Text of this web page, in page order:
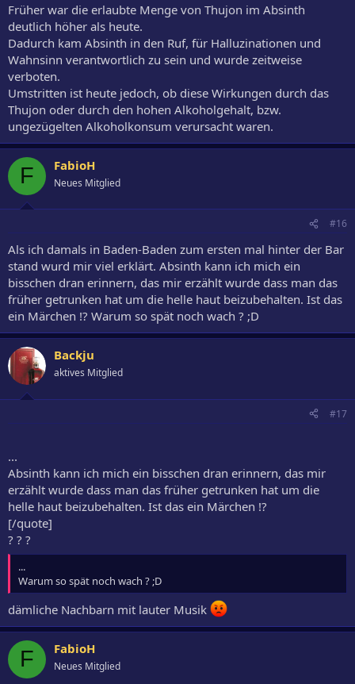
Früher war die erlaubte Menge von Thujon im Absinth
deutlich höher als heute.
Dadurch kam Absinth in den Ruf, für Halluzinationen und
Wahnsinn verantwortlich zu sein und wurde zeitweise
verboten.
Umstritten ist heute jedoch, ob diese Wirkungen durch das
Thujon oder durch den hohen Alkoholgehalt, bzw.
ungezügelten Alkoholkonsum verursacht waren.
F FabioH
Neues Mitglied
#16
Als ich damals in Baden-Baden zum ersten mal hinter der Bar
stand wurd mir viel erklärt. Absinth kann ich mich ein
bisschen dran erinnern, das mir erzählt wurde dass man das
früher getrunken hat um die helle haut beizubehalten. Ist das
ein Märchen !? Warum so spät noch wach ? ;D
Backju
aktives Mitglied
#17
...
Absinth kann ich mich ein bisschen dran erinnern, das mir
erzählt wurde dass man das früher getrunken hat um die
helle haut beizubehalten. Ist das ein Märchen !?
[/quote]
? ? ?
...
Warum so spät noch wach ? ;D
dämliche Nachbarn mit lauter Musik
F FabioH
Neues Mitglied